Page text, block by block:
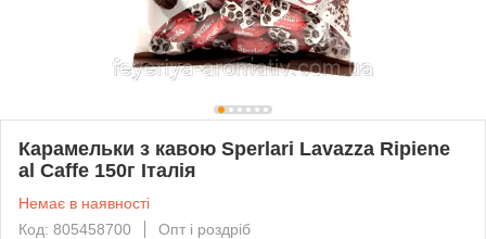
Карамельки з кавою Sperlari Lavazza Ripiene
al Caffe 150г Італія
Немає в наявності
Код: 805458700
Опт і роздріб